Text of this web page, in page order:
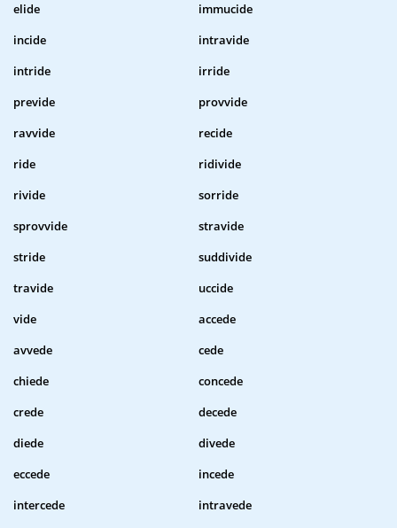
elide
immucide
incide
intravide
intride
irride
previde
provvide
ravvide
recide
ride
ridivide
rivide
sorride
sprovvide
stravide
stride
suddivide
travide
uccide
vide
accede
avvede
cede
chiede
concede
crede
decede
diede
divede
eccede
incede
intercede
intravede